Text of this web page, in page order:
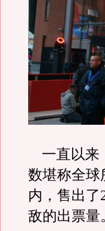
一直以来
数堪称全球
内，售出了
敌的出票量